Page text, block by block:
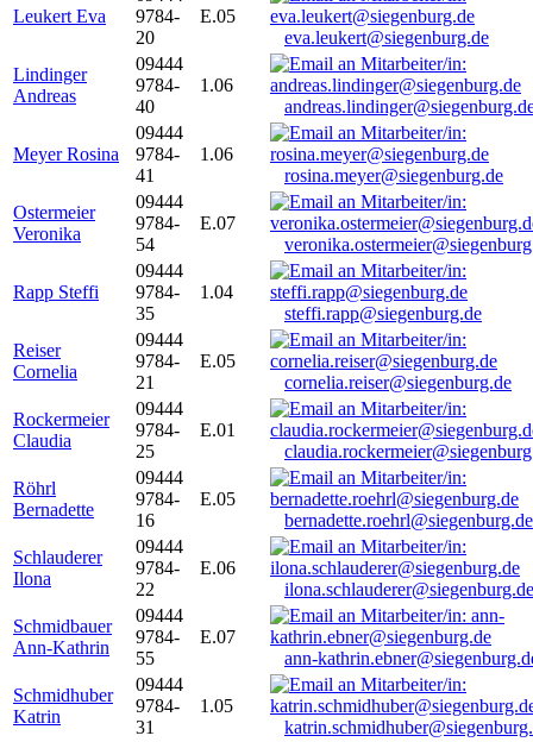
Leukert Eva
9784-
20
E.05
eva.leukert@siegenburg.de
Lindinger
Andreas
09444
9784-
40
1.06
Meyer Rosina
09444
9784-
41
1.06
rosina.meyer@siegenburg.de
Ostermeier
Veronika
09444
9784-
54
E.07
Rapp Steffi
09444
9784-
35
1.04
steffi.rapp@siegenburg.de
Reiser
Cornelia
09444
9784-
21
E.05
cornelia.reiser@siegenburg.de
Rockermeier
Claudia
09444
9784-
25
E.01
Röhrl
Bernadette
09444
9784-
16
E.05
bernadette.roehrl@siegenburg.de
Schlauderer
Ilona
09444
9784-
22
E.06
ilona.schlauderer@siegenburg.de
Schmidbauer
Ann-Kathrin
09444
9784-
55
E.07
ann-
Schmidhuber
Katrin
09444
9784-
31
1.05